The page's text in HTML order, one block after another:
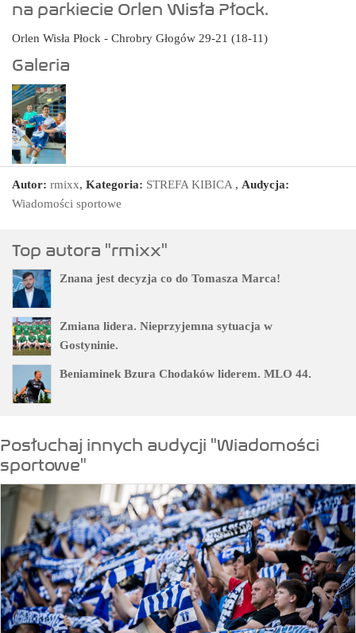
na parkiecie Orlen Wisła Płock.
Orlen Wisła Płock - Chrobry Głogów 29-21 (18-11)
Galeria
Autor: rmixx, Kategoria: STREFA KIBICA , Audycja:
Wiadomości sportowe
Top autora "rmixx"
Znana jest decyzja co do Tomasza Marca!
Zmiana lidera. Nieprzyjemna sytuacja w
Gostyninie.
Beniaminek Bzura Chodaków liderem. MLO 44.
Posłuchaj innych audycji "Wiadomości
sportowe"